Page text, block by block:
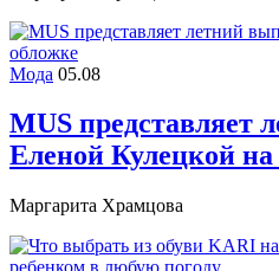
Мода 05.08
MUS представляет
Еленой Кулецкой на
Маргарита Храмцова